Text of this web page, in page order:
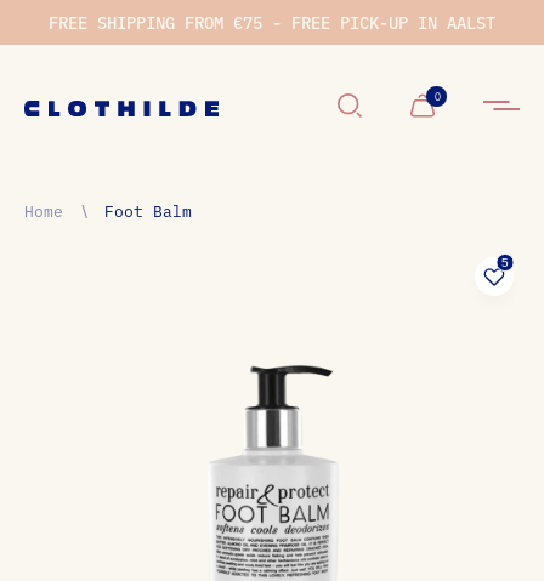
FREE SHIPPING FROM €75 - FREE PICK-UP IN AALST
0
Home ∖ Foot Balm